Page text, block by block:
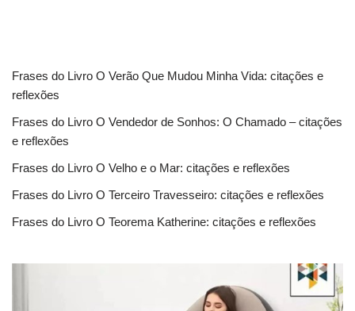
Frases do Livro O Verão Que Mudou Minha Vida: citações e
reflexões
Frases do Livro O Vendedor de Sonhos: O Chamado – citações
e reflexões
Frases do Livro O Velho e o Mar: citações e reflexões
Frases do Livro O Terceiro Travesseiro: citações e reflexões
Frases do Livro O Teorema Katherine: citações e reflexões